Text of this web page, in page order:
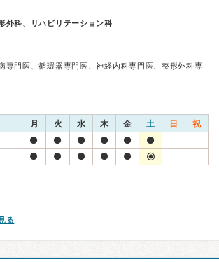
外科、リハビリテーション科
専門医、循環器専門医、神経内科専門医、整形外科専
月 火 水 木 金 土 日 祝
る